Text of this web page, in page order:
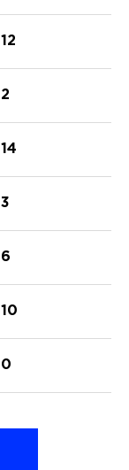
12
2
14
3
6
10
0